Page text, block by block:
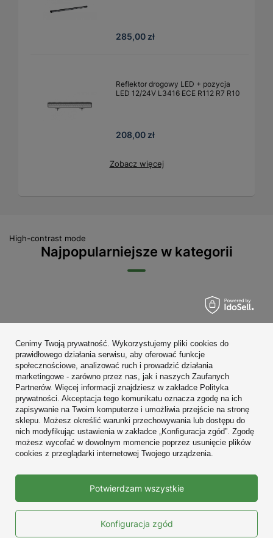
285,00 zł
Reflektor drogowy LED + pozycja
LED 12/24V L3416 ECE R112 R7 R10
208,00 zł
Zobacz więcej
High-contrast mode
Najpopularniejsze w kategorii
Konto
Regulaminy
Zobacz również
W sklepie prezentujemy ceny brutto (z VAT).
Cenimy Twoją prywatność. Wykorzystujemy pliki cookies do
prawidłowego działania serwisu, aby oferować funkcje
społecznościowe, analizować ruch i prowadzić działania
marketingowe - zarówno przez nas, jak i naszych Zaufanych
Partnerów. Więcej informacji znajdziesz w zakładce Polityka
prywatności. Akceptacja tego komunikatu oznacza zgodę na ich
zapisywanie na Twoim komputerze i umożliwia przejście na stronę
sklepu. Możesz określić warunki przechowywania lub dostępu do
nich modyfikując ustawienia w zakładce „Konfiguracja zgód”. Zgodę
możesz wycofać w dowolnym momencie poprzez usunięcie plików
cookies z przeglądarki internetowej Twojego urządzenia.
Konfiguracja zgód
Potwierdzam wszystkie